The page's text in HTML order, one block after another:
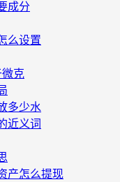
成分
么设置
微克
多少水
近义词
产怎么提现